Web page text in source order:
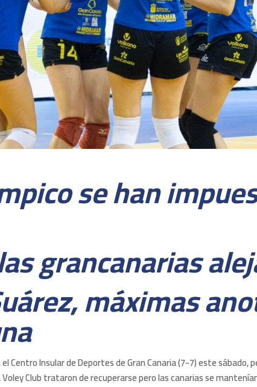
se han
grancanarias
máximas
Centro Insular de Deportes de Gran Canaria (7-7) este
Club trataron de recuperarse pero las canarias se